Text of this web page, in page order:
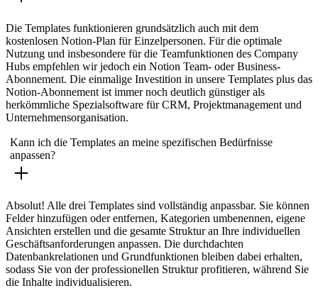
Die Templates funktionieren grundsätzlich auch mit dem
kostenlosen Notion-Plan für Einzelpersonen. Für die optimale
Nutzung und insbesondere für die Teamfunktionen des Company
Hubs empfehlen wir jedoch ein Notion Team- oder Business-
Abonnement. Die einmalige Investition in unsere Templates plus das
Notion-Abonnement ist immer noch deutlich günstiger als
herkömmliche Spezialsoftware für CRM, Projektmanagement und
Unternehmensorganisation.
Kann ich die Templates an meine spezifischen Bedürfnisse
anpassen?
Absolut! Alle drei Templates sind vollständig anpassbar. Sie können
Felder hinzufügen oder entfernen, Kategorien umbenennen, eigene
Ansichten erstellen und die gesamte Struktur an Ihre individuellen
Geschäftsanforderungen anpassen. Die durchdachten
Datenbankrelationen und Grundfunktionen bleiben dabei erhalten,
sodass Sie von der professionellen Struktur profitieren, während Sie
die Inhalte individualisieren.